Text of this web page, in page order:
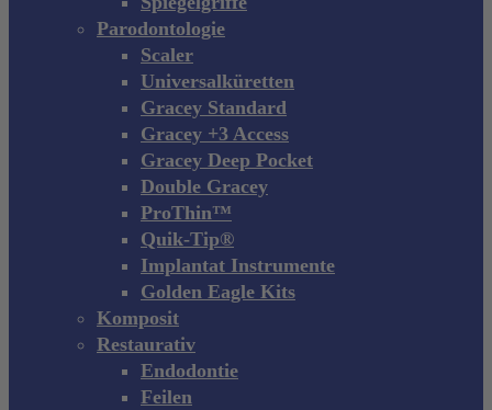
Parodontologie
Scaler
Universalküretten
Gracey Standard
Gracey +3 Access
Gracey Deep Pocket
Double Gracey
ProThin™
Quik-Tip®
Implantat Instrumente
Golden Eagle Kits
Komposit
Restaurativ
Endodontie
Feilen